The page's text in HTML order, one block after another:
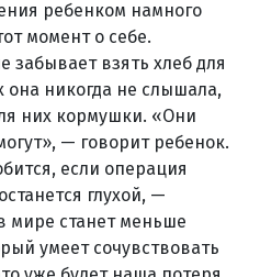
ребенком намного
момент о себе.
забывает взять хлеб для
она никогда не слышала,
них кормушки. «Они
— говорит ребенок.
если операция
глухой, —
мире станет меньше
умеет сочувствовать